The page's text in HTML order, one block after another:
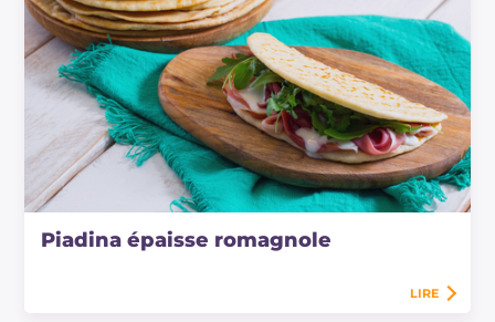
Piadina épaisse romagnole
LIRE